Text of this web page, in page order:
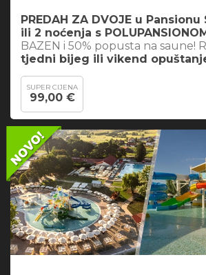
PREDAH ZA DVOJE u Pansionu
ili 2 noćenja s
BAZEN i 50% popusta na saune!
tjedni bijeg ili vikend
SUPER CIJENA
99,00 €